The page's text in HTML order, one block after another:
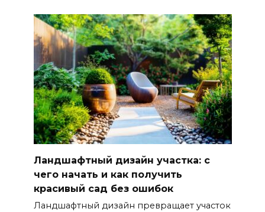
Ландшафтный дизайн участка: с
чего начать и как получить
красивый сад без ошибок
Ландшафтный дизайн превращает участок